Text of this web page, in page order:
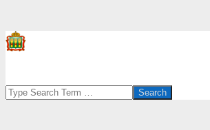
Search